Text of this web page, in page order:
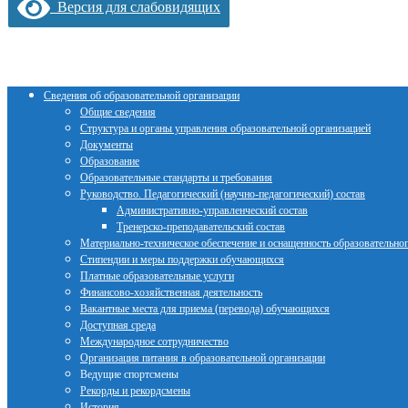
Версия для слабовидящих
Сведения об образовательной организации
Общие сведения
Структура и органы управления образовательной организацией
Документы
Образование
Образовательные стандарты и требования
Руководство. Педагогический (научно-педагогический) состав
Административно-управленческий состав
Тренерско-преподавательский состав
Материально-техническое обеспечение и оснащенность
Стипендии и меры поддержки обучающихся
Платные образовательные услуги
Финансово-хозяйственная деятельность
Вакантные места для приема (перевода) обучающихся
Доступная среда
Международное сотрудничество
Организация питания в образовательной организации
Ведущие спортсмены
Рекорды и рекордсмены